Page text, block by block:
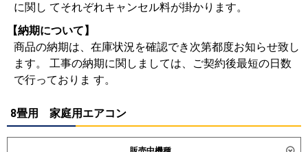
に関し てそれぞれキャンセル料が掛かります。
【納期について】
商品の納期は、在庫状況を確認でき次第都度お知らせ致し
ます。 工事の納期に関しましては、ご契約後最短の日数
で行っておりま す。
8畳用 家庭用エアコン